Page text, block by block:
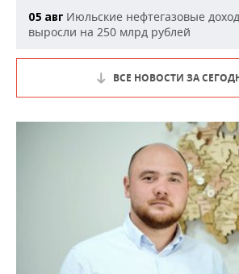
05 авг Июльские нефтегазовые
выросли на 250 млрд рублей
ВСЕ НОВОСТИ ЗА